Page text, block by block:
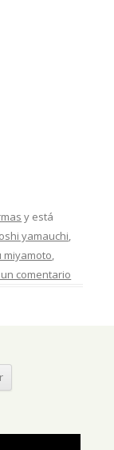
y está
yamauchi,
miyamoto,
comentario